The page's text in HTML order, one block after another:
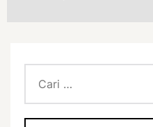
untuk: